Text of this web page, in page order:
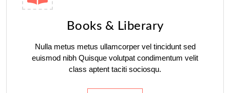
Books & Liberary
Nulla metus metus ullamcorper vel tincidunt sed
euismod nibh Quisque volutpat condimentum velit
class aptent taciti sociosqu.